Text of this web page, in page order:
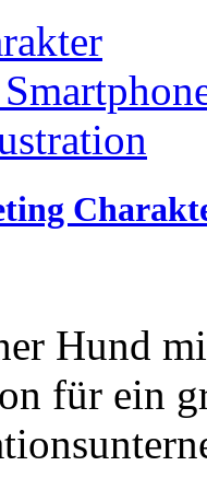
Hund
für ein